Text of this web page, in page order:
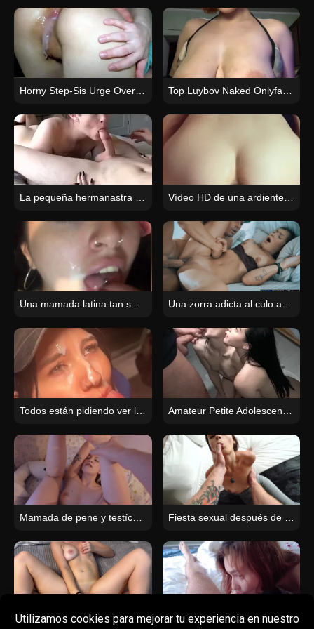
Vídeo HD de una ardiente hermanastra rusa amateur con eyaculación interna y sexo anal.
Horny GF’s Ass Pounded: Deep & Hard Una pervertida en bragas se da un chapuzón matutino en la boca de su hermana.